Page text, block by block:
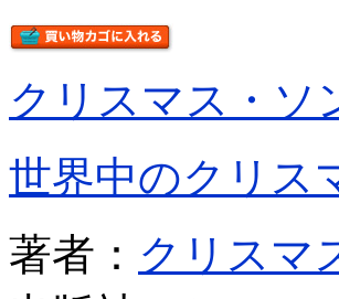
クリスマス・ソ
世界中のクリス
著者： クリスマ